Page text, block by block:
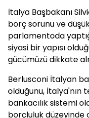
İtalya Başbakanı
borç sorunu ve
parlamentoda
siyasi bir yapısı
gücümüzü dikkate
Berlusconi İtalyan
olduğunu, İtalya'nın
bankacılık sistemi
borçluluk düzeyinde